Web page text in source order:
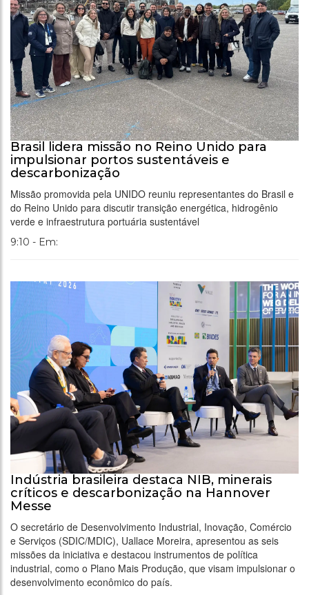
Brasil lidera missão no Reino Unido para
impulsionar portos sustentáveis e
descarbonização
Missão promovida pela UNIDO reuniu representantes do Brasil e
do Reino Unido para discutir transição energética, hidrogênio
verde e infraestrutura portuária sustentável
9:10 - Em:
Indústria brasileira destaca NIB, minerais
críticos e descarbonização na Hannover
Messe
O secretário de Desenvolvimento Industrial, Inovação, Comércio
e Serviços (SDIC/MDIC), Uallace Moreira, apresentou as seis
missões da iniciativa e destacou instrumentos de política
industrial, como o Plano Mais Produção, que visam impulsionar o
desenvolvimento econômico do país.